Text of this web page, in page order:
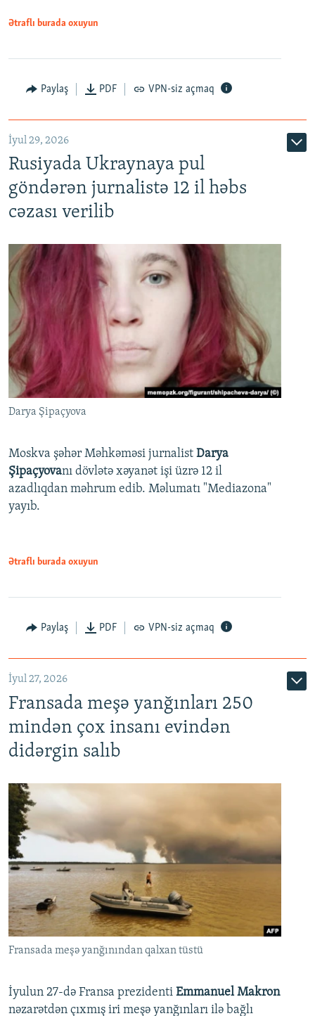
Ətraflı burada oxuyun
Paylaş PDF VPN-siz açmaq
İyul 29, 2026
Rusiyada Ukraynaya pul
göndərən jurnalistə 12 il həbs
cəzası verilib
Darya Şipaçyova
Moskva şəhər Məhkəməsi jurnalist Darya
Şipaçyovanı dövlətə xəyanət işi üzrə 12 il
azadlıqdan məhrum edib. Məlumatı "Mediazona"
yayıb.
Ətraflı burada oxuyun
Paylaş PDF VPN-siz açmaq
İyul 27, 2026
Fransada meşə yanğınları 250
mindən çox insanı evindən
didərgin salıb
Fransada meşə yanğınından qalxan tüstü
İyulun 27-də Fransa prezidenti Emmanuel Makron
nəzarətdən çıxmış iri meşə yanğınları ilə bağlı